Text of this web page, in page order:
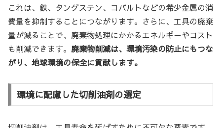
これは、鉄、タングステン、コバルトなどの希少金属の消
費量を抑制することにつながります。さらに、工具の廃棄
量が減ることで、廃棄物処理にかかるエネルギーやコスト
も削減できます。 廃棄物削減は、環境汚染の防止にもつな
がり、地球環境の保全に貢献します。
環境に配慮した切削油剤の選定